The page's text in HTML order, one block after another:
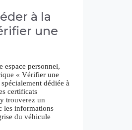
à la
une
espace personnel,
« Vérifier une
dédiée à
certificats
trouverez un
les informations
du véhicule